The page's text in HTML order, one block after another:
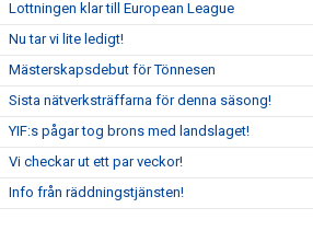
Lottningen klar till European League
Nu tar vi lite ledigt!
Mästerskapsdebut för Tönnesen
Sista nätverksträffarna för denna säsong!
YIF:s pågar tog brons med landslaget!
Vi checkar ut ett par veckor!
Info från räddningstjänsten!